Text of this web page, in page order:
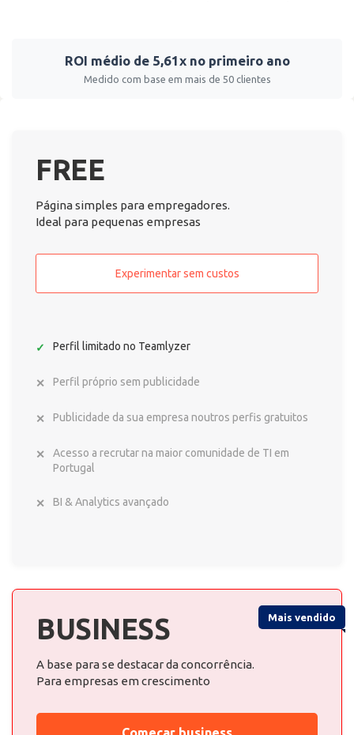
ROI médio de 5,61x no primeiro ano
Medido com base em mais de 50 clientes
FREE
Página simples para empregadores.
Ideal para pequenas empresas
Experimentar sem custos
Perfil limitado no Teamlyzer
Perfil próprio sem publicidade
Publicidade da sua empresa noutros perfis gratuitos
Acesso a recrutar na maior comunidade de TI em
Portugal
BI & Analytics avançado
Mais vendido
BUSINESS
A base para se destacar da concorrência.
Para empresas em crescimento